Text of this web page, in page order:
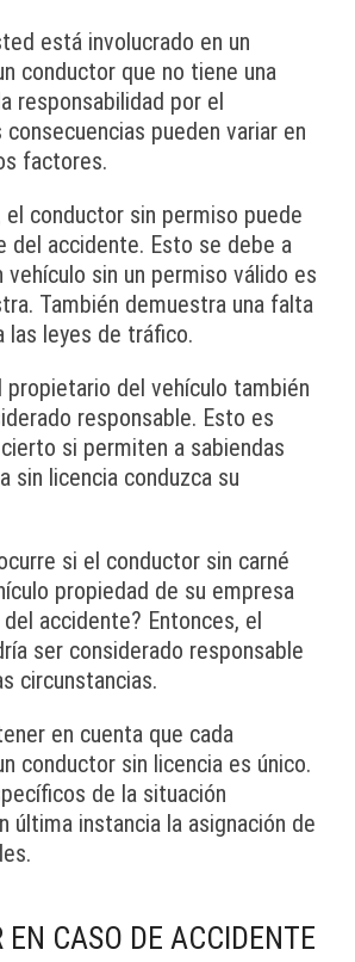
está involucrado en un
conductor que no tiene una
responsabilidad por el
pueden variar en
factores.
el conductor sin permiso puede
del accidente. Esto se debe a
vehículo sin un permiso válido es
También demuestra una falta
las leyes de tráfico.
propietario del vehículo también
responsable. Esto es
si permiten a sabiendas
sin licencia conduzca su
si el conductor sin carné
propiedad de su empresa
accidente? Entonces, el
ser considerado responsable
circunstancias.
en cuenta que cada
conductor sin licencia es único.
de la situación
última instancia la asignación de
EN CASO DE ACCIDENTE